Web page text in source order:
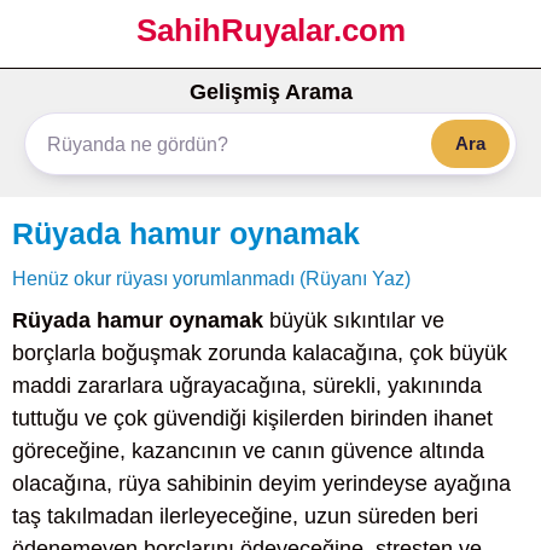
SahihRuyalar.com
Gelişmiş Arama
Ara
Rüyada hamur oynamak
Henüz okur rüyası yorumlanmadı (Rüyanı Yaz)
Rüyada hamur oynamak büyük sıkıntılar ve
borçlarla boğuşmak zorunda kalacağına, çok büyük
maddi zararlara uğrayacağına, sürekli, yakınında
tuttuğu ve çok güvendiği kişilerden birinden ihanet
göreceğine, kazancının ve canın güvence altında
olacağına, rüya sahibinin deyim yerindeyse ayağına
taş takılmadan ilerleyeceğine, uzun süreden beri